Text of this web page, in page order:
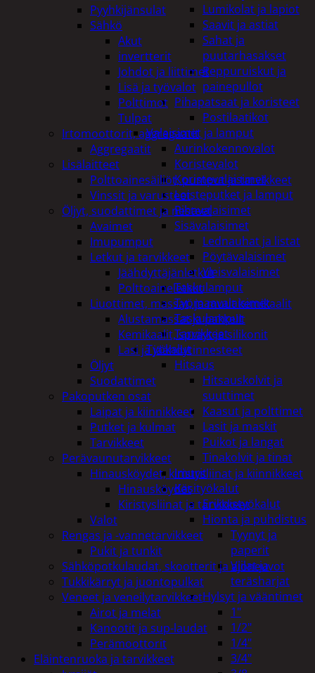
Lumikolat ja lapiot
Saavit ja astiat
Sahat ja
puutarhasakset
Reppuruiskut ja
painepullot
Pihapatsaat ja koristeet
Postilaatikot
Valaisimet ja lamput
Aurinkokennovalot
Koristevalot
Koristevalaisimet
Loisteputket ja lamput
Pihavalaisimet
Sisävalaisimet
Lednauhat ja listat
Pöytävalaisimet
Yleisvalaisimet
Taskulamput
Työmaavalaisimet
Taskulamput
Tarvikkeet
Työkalut
Hitsaus
Hitsauskolvit ja
suuttimet
Kaasut ja polttimet
Lasit ja maskit
Puikot ja langat
Tinakolvit ja tinat
Imurit
Käsityökalut
Erikoistyökalut
Hionta ja puhdistus
Tyynyt ja
paperit
Viilat ja
teräsharjat
Hylsyt ja vääntimet
1"
1/2"
1/4"
3/4"
Pyyhkijänsulat
Sähkö
Akut
invertterit
Johdot ja liittimet
Lisä ja työvalot
Polttimot
Tulpat
Irtomoottorit, aggregaatit
Aggregaatit
Lisälaitteet
Polttoainesäiliöt, pumput ja tarvikkeet
Vinssit ja varusteet
Öljyt, suodattimet ja nesteet
Avaimet
Imupumput
Letkut ja tarvikkeet
Jäähdyttäjänletkut
Polttoaineletkut
Liuottimet, massat, ja muut kemikaalit
Alustamassat ja pakkelit
Kemikaalit, sprayt ja silikonit
Lasi ja jäähdytinnesteet
Öljyt
Suodattimet
Pakoputken osat
Laipat ja kiinnikkeet
Putket ja kulmat
Tarvikkeet
Perävaunutarvikkeet
Hinausköydet, kiristysliinat ja kiinnikkeet
Hinausköydet
Kiristysliinat ja tarvikkeet
Valot
Rengas ja -vannetarvikkeet
Pukit ja tunkit
Sähköpotkulaudat, skootterit ja ajoneuvot
Tukkikärryt ja juontopulkat
Veneet ja veneilytarvikkeet
Airot ja melat
Kanootit ja sup-laudat
Perämoottorit
Eläintenruoka ja tarvikkeet